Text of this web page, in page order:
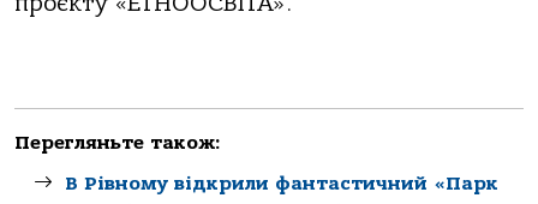
Перегляньте також:
В Рівному відкрили фантастичний «Парк